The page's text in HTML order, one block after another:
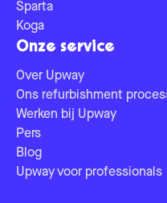
Sparta
Koga
Onze service
Over Upway
Ons refurbishment
Werken bij Upway
Pers
Blog
Upway voor professionals